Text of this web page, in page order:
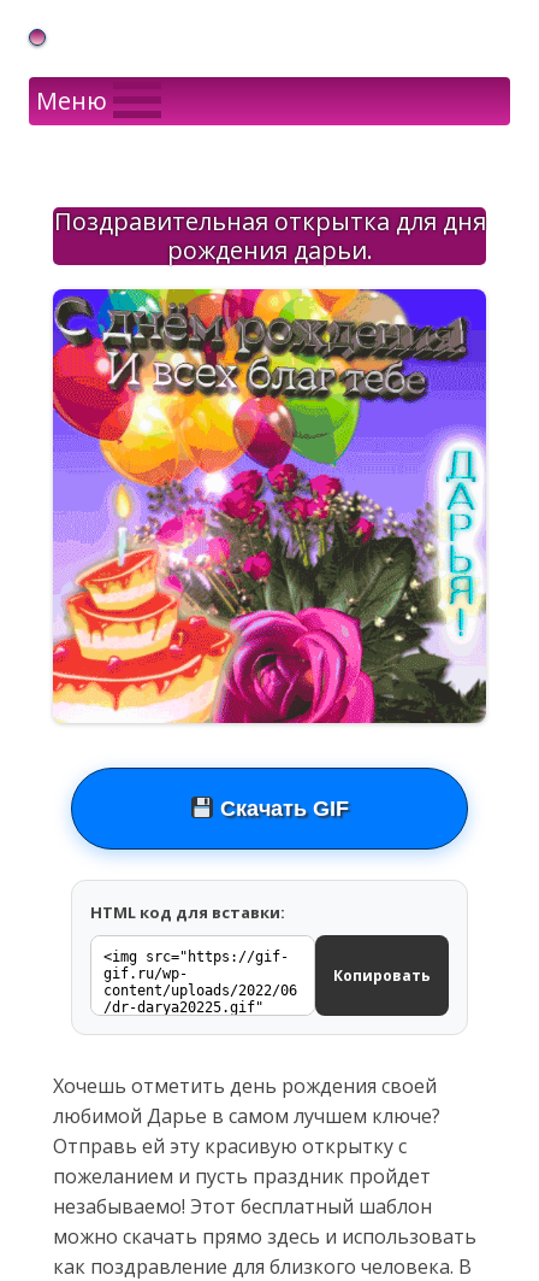
Gif Открытки в подарок
Меню
Поздравительная открытка для дня
рождения дарьи.
Скачать GIF
HTML код для вставки:
Копировать
Хочешь отметить день рождения своей
любимой Дарье в самом лучшем ключе?
Отправь ей эту красивую открытку с
пожеланием и пусть праздник пройдет
незабываемо! Этот бесплатный шаблон
можно скачать прямо здесь и использовать
как поздравление для близкого человека. В